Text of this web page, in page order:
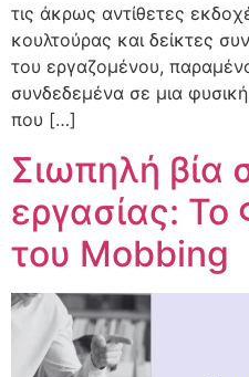
τις άκρως αντίθετες
κουλτούρας και δείκτες
του εργαζομένου,
συνδεδεμένα σε μια
που […]
Σιωπηλή βία
εργασίας: Το
του Mobbing